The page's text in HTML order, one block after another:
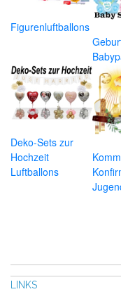
Figurenluftballons
Deko-Sets zur
Hochzeit
Luftballons
LINKS